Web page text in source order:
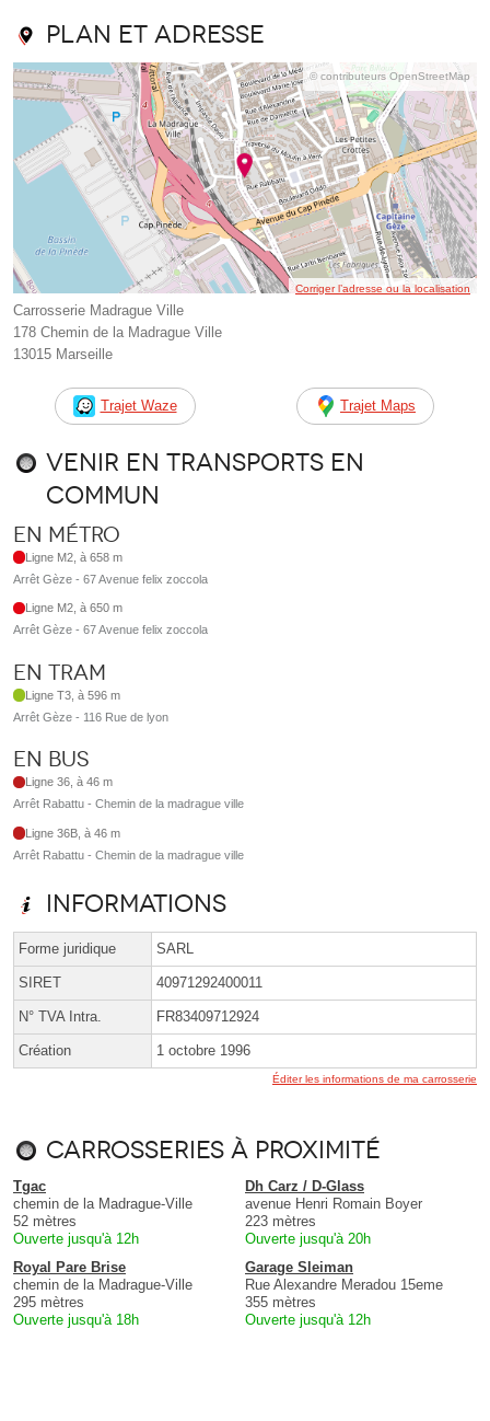
Plan et adresse
© contributeurs OpenStreetMap
Corriger l’adresse ou la localisation
Carrosserie Madrague Ville
178 Chemin de la Madrague Ville
13015 Marseille
Trajet Waze Trajet Maps
Venir en transports en
commun
En métro
Ligne M2, à 658 m
Arrêt Gèze - 67 Avenue felix zoccola
Ligne M2, à 650 m
Arrêt Gèze - 67 Avenue felix zoccola
En tram
Ligne T3, à 596 m
Arrêt Gèze - 116 Rue de lyon
En bus
Ligne 36, à 46 m
Arrêt Rabattu - Chemin de la madrague ville
Ligne 36B, à 46 m
Arrêt Rabattu - Chemin de la madrague ville
Informations
Forme juridique SARL
SIRET 40971292400011
N° TVA Intra. FR83409712924
Création 1 octobre 1996
Éditer les informations de ma carrosserie
Carrosseries à proximité
Tgac
chemin de la Madrague-Ville
52 mètres
Ouverte jusqu'à 12h
Dh Carz / D-Glass
avenue Henri Romain Boyer
223 mètres
Ouverte jusqu'à 20h
Royal Pare Brise
chemin de la Madrague-Ville
295 mètres
Ouverte jusqu'à 18h
Garage Sleiman
Rue Alexandre Meradou 15eme
355 mètres
Ouverte jusqu'à 12h